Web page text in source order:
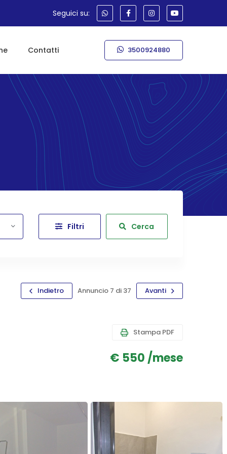
Seguici su:
Contatti 3500924880
Filtri Cerca
Indietro Annuncio 7 di 37 Avanti
Stampa PDF
€ 550 /mese